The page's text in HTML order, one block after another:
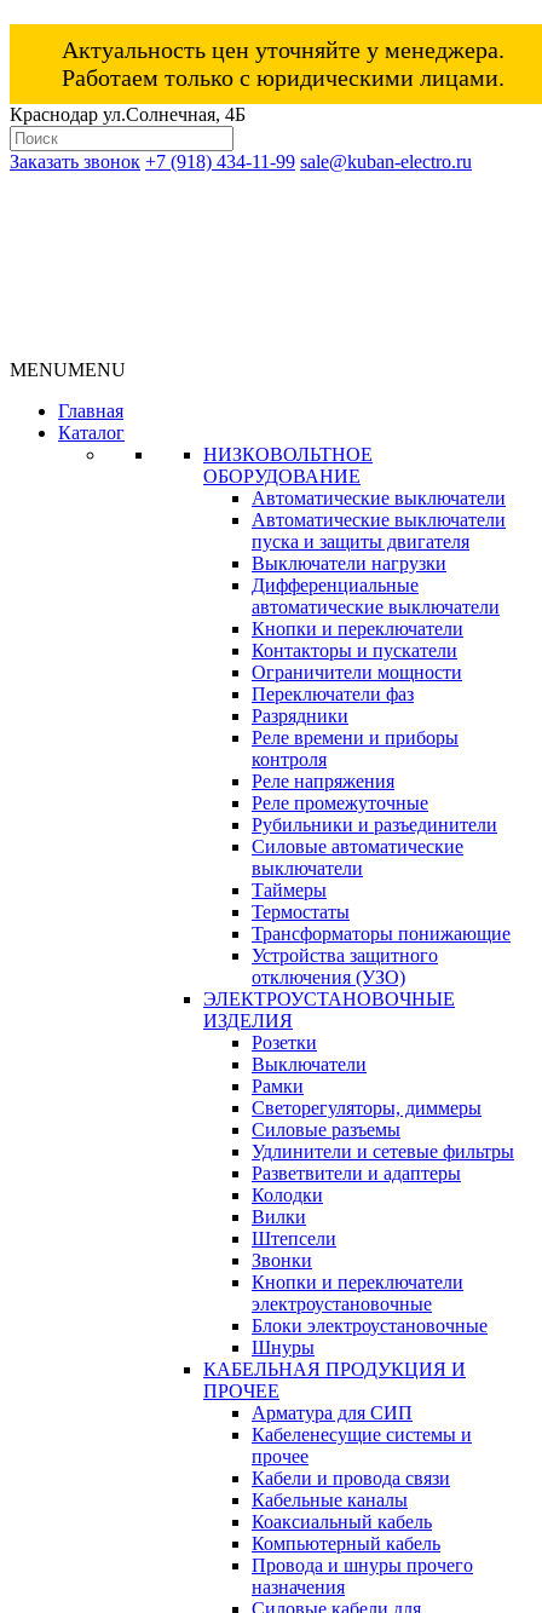
Актуальность цен уточняйте у менеджера.
Работаем только с юридическими лицами.
Краснодар ул.Солнечная, 4Б
Заказать звонок +7 (918) 434-11-99 sale@kuban-electro.ru
MENUMENU
Главная
Каталог
НИЗКОВОЛЬТНОЕ
ОБОРУДОВАНИЕ
Автоматические выключатели
Автоматические выключатели
пуска и защиты двигателя
Выключатели нагрузки
Дифференциальные
автоматические выключатели
Кнопки и переключатели
Контакторы и пускатели
Ограничители мощности
Переключатели фаз
Разрядники
Реле времени и приборы
контроля
Реле напряжения
Реле промежуточные
Рубильники и разъединители
Силовые автоматические
выключатели
Таймеры
Термостаты
Трансформаторы понижающие
Устройства защитного
отключения (УЗО)
ЭЛЕКТРОУСТАНОВОЧНЫЕ
ИЗДЕЛИЯ
Розетки
Выключатели
Рамки
Светорегуляторы, диммеры
Силовые разъемы
Удлинители и сетевые фильтры
Разветвители и адаптеры
Колодки
Вилки
Штепсели
Звонки
Кнопки и переключатели
электроустановочные
Блоки электроустановочные
Шнуры
КАБЕЛЬНАЯ ПРОДУКЦИЯ И
ПРОЧЕЕ
Арматура для СИП
Кабеленесущие системы и
прочее
Кабели и провода связи
Кабельные каналы
Коаксиальный кабель
Компьютерный кабель
Провода и шнуры прочего
назначения
Силовые кабели для